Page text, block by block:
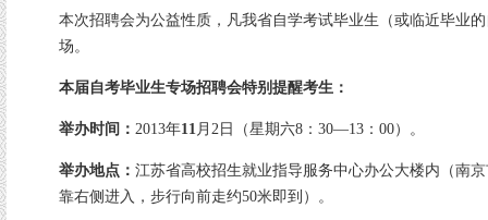
本次招聘会为公益性质，凡我省自学考试毕业生（或临近毕业
场。
本届自考毕业生专场招聘会特别提醒考生：
举办时间： 2013年11月2日（星期六8：30—13：00）。
举办地点： 江苏省高校招生就业指导服务中心办公大楼内（南
靠右侧进入，步行向前走约50米即到）。